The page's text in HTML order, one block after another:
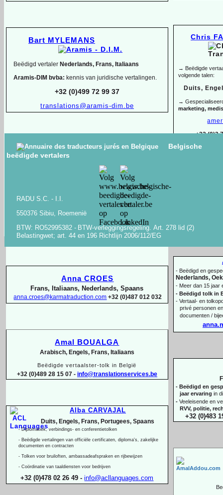
Chris
→ Beëdigde
volgende talen:
Duits,
→
marketing,
+32 (0)2
- Copywriting,
- Beëdigd en
Nederlands,
- Meer dan 15 jaar
- Beëdigd tolk in
- Vertaal- en
privé personen
documenten /
- Beëdigd en
jaar ervaring in
- Veeleisende en
RVV, politie,
+32 (0)483
Bart MYLEMANS
Beëdigd vertaler Nederlands, Frans, Italiaans
Aramis-DIM bvba: kennis van juridische vertalingen.
+32 (0)499 72 99 37
translations@aramis-dim.be
ANTON KLEVANSKY
NEDERLANDS - OEKRAÏENS -
RUSSISCH
Lid van AIIC & BKVT, geaccrediteerd bij de Raad van Europa
en VN-organisaties
Tolkopdrachten voor staatshoofden en regeringsleiders
+32 (0)494 03 05 67- anton@klevansky.com
www.klevansky.com
Anna CROES
Frans, Italiaans, Nederlands, Spaans
anna.croes@karmatraduction.com +32 (0)487 012 032
Amal BOUALGA
Arabisch, Engels, Frans, Italiaans
Beëdigde vertaalster-tolk in België
+32 (0)489 28 15 07 - info@translationservices.be
Alba CARVAJAL
Duits, Engels, Frans, Portugees, Spaans
- Diplomatiek, verbindings- en conferentietolken
- Beëdigde vertalingen van officiële certificaten, diploma's, zakelijke
documenten en contracten
- Tolken voor bruiloften, ambassadeafspraken en rijbewijzen
- Coördinatie van taaldiensten voor bedrijven
+32 (0)478 02 26 49 - info@acllanguages.com
Belgische
beëdigde vertalers
RADU S.C. - I.I.
550376 Sibiu, Roemenië
BTW: RO52995382 - BTW-verleggingsregeling. Art. 278 lid (2)
Belastingwet; art. 44 en 196 Richtlijn 2006/112/EG